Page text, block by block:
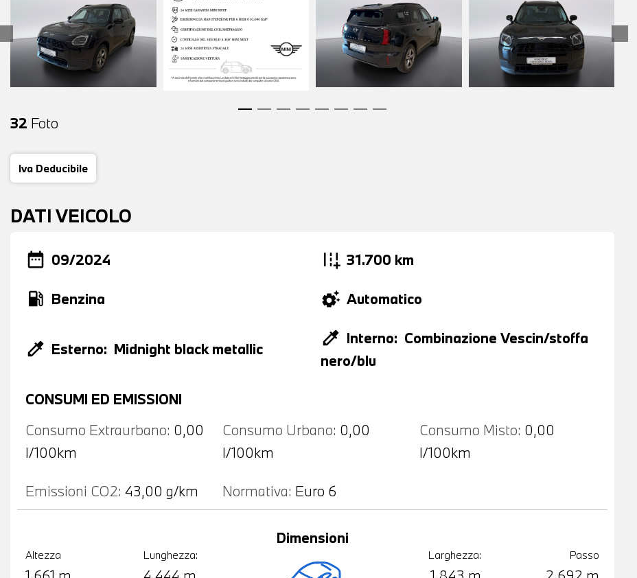
32 Foto
Iva Deducibile
DATI VEICOLO
date_range 09/2024 add_road31.700 km
local_gas_station Benzina settings_suggestAutomatico
colorize Esterno: Midnight black metallic
colorize Interno: Combinazione Vescin/stoffa
nero/blu
CONSUMI ED EMISSIONI
Consumo Extraurbano: 0,00
l/100km
Consumo Urbano: 0,00
l/100km
Consumo Misto: 0,00
l/100km
Emissioni CO2: 43,00 g/km Normativa: Euro 6
Altezza Lunghezza:
Dimensioni
Larghezza: Passo